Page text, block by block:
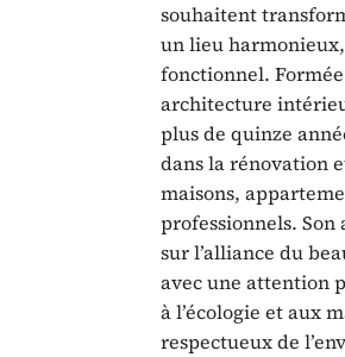
souhaitent
un lieu
fonctionnel.
architecture
plus de quinze
dans la rénovation
maisons,
professionnels. Son
sur l’alliance du
avec une attention
à l’écologie et aux
respectueux de